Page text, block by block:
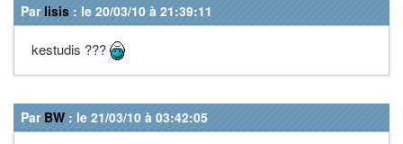
Par lisis : le 20/03/10 à 21:39:11
kestudis ???
Par BW : le 21/03/10 à 03:42:05